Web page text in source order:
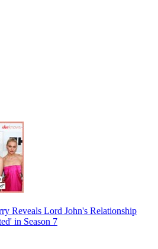
Reveals Lord John's Relationship
in Season 7